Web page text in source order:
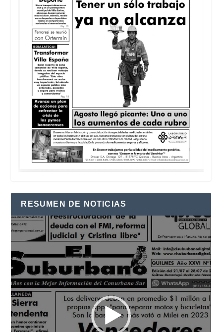
RESUMEN DE NOTICIAS
Reproductor
de
vídeo